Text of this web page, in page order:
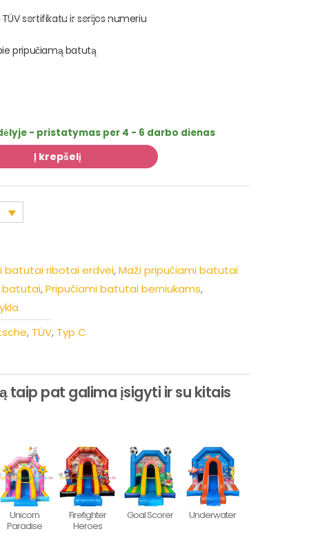
sertifikatu ir serijos numeriu
pripučiamą batutą
- pristatymas per 4 - 6 darbo dienas
Į krepšelį
batutai ribotai erdvei,Maži pripučiami batutai
batutai,Pripučiami batutai berniukams,
, TÜV, Typ C
taip pat galima įsigyti ir su kitais
Unicorn
Paradise
Firefighter
Heroes
Goal Scorer Underwater